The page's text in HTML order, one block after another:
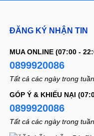
ĐĂNG KÝ NHẬN TIN
MUA ONLINE (07:00 -
0899920086
Tất cả các ngày trong
GÓP Ý & KHIẾU NẠI
0899920086
Tất cả các ngày trong